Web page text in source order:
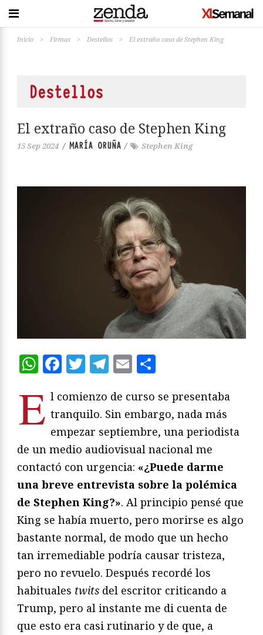
Inicio > Firmas > Destellos > El extraño caso de Stephen King
Destellos
El extraño caso de Stephen King
15 Sep 2024 / MARÍA ORUÑA / Stephen King
WhatsApp
Facebook
Twitter
Telegram
Email
E l comienzo de curso se presentaba
tranquilo. Sin embargo, nada más
empezar septiembre, una periodista
de un medio audiovisual nacional me
contactó con urgencia: «¿Puede darme
una breve entrevista sobre la polémica
de Stephen King?». Al principio pensé que
King se había muerto, pero morirse es algo
bastante normal, de modo que un hecho
tan irremediable podría causar tristeza,
pero no revuelo. Después recordé los
habituales twits del escritor criticando a
Trump, pero al instante me di cuenta de
que esto era casi rutinario y de que, a